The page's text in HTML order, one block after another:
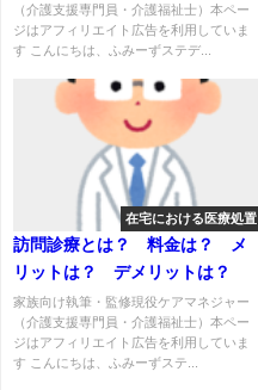
（介護支援専門員・介護福祉士）本ペー
ジはアフィリエイト広告を利用していま
す こんにちは、ふみーずステデ...
在宅における医療処置
訪問診療とは？ 料金は？ メ
リットは？ デメリットは？
家族向け執筆・監修現役ケアマネジャー
（介護支援専門員・介護福祉士）本ペー
ジはアフィリエイト広告を利用していま
す こんにちは、ふみーずステ...